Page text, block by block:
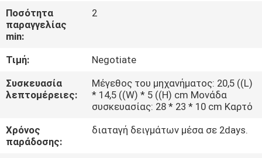
ΕΡΓΟΣΤΑΣΊΟΥ
ΈΛΕΓΧΟΣ
ΠΟΙΌΤΗΤΑΣ
ΕΠΙΚΟΙΝΩΝΉΣΤΕ
ΜΑΖΊ
ΜΑΣ
Ποσότητα
παραγγελίας
min:
2
Τιμή:
Negotiate
Συσκευασία
λεπτομέρειες:
Μέγεθος του μηχανήματος: 20,5 ((L)
* 14,5 ((W) * 5 ((H) cm Μονάδα
συσκευασίας: 28 * 23 * 10 cm Καρτό
Χρόνος
παράδοσης:
διαταγή δειγμάτων μέσα σε 2days.